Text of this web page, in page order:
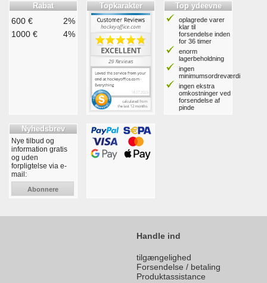
Rabat
600 €
2%
1000 €
4%
Topkarakter Top ydeevne
oplagrede varer
klar til
forsendelse inden
for 36 timer
enorm
lagerbeholdning
ingen
minimumsordreværdi
ingen ekstra
omkostninger ved
forsendelse af
pinde
Nyhedsbrev
Nye tilbud og
information gratis
og uden
forpligtelse via e-
mail:
Abonnere
Handle ind
tilgængelighed
Forsendelse / betaling
Produktassistance